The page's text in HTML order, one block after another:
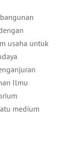
usaha untuk
Ilmu
medium